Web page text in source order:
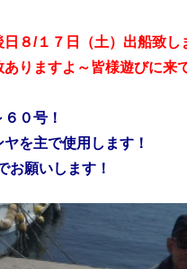
８/１７日（土）出船致し
ありますよ～皆様遊びに来
０号！
を主で使用します！
お願いします！